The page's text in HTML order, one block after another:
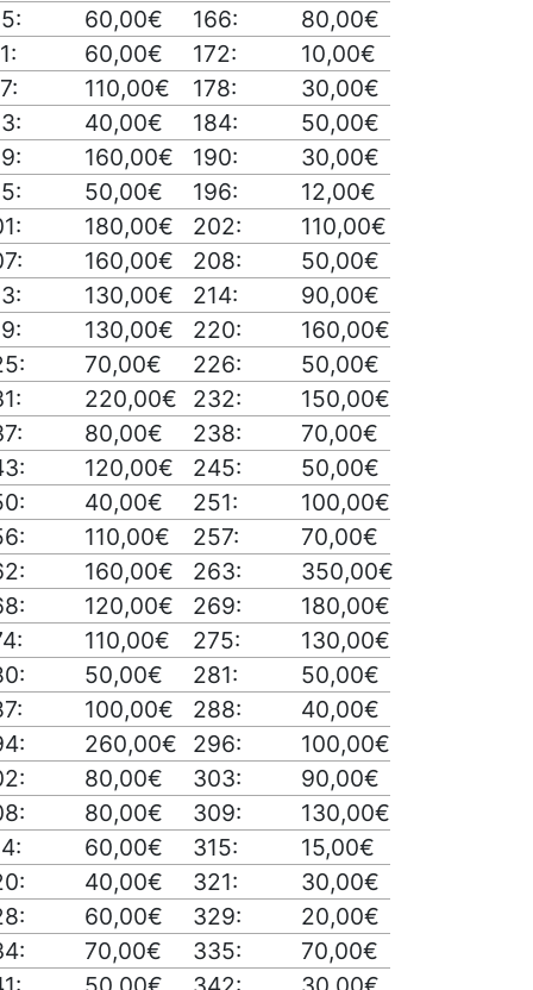
60,00€ 166:
80,00€
60,00€ 172:
10,00€
110,00€ 178:
30,00€
40,00€ 184:
50,00€
160,00€ 190:
30,00€
50,00€ 196:
12,00€
180,00€ 202:
110,00€
160,00€ 208:
50,00€
130,00€ 214:
90,00€
130,00€ 220:
160,00€
70,00€ 226:
50,00€
220,00€ 232:
150,00€
80,00€ 238:
70,00€
120,00€ 245:
50,00€
40,00€ 251:
100,00€
110,00€ 257:
70,00€
160,00€ 263:
350,00€
120,00€ 269:
180,00€
110,00€ 275:
130,00€
50,00€ 281:
50,00€
100,00€ 288:
40,00€
260,00€ 296:
100,00€
80,00€ 303:
90,00€
80,00€ 309:
130,00€
60,00€ 315:
15,00€
40,00€ 321:
30,00€
60,00€ 329:
20,00€
70,00€ 335:
70,00€